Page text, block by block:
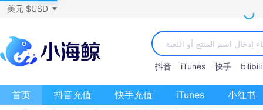
美元 $USD
抖音 iTunes 快手 bilibili
首页 抖音充值 快手充值 iTunes 小红书